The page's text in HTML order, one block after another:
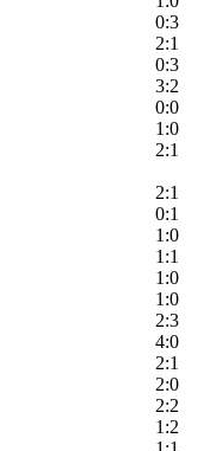
0:3
2:1
0:3
3:2
0:0
1:0
2:1
2:1
0:1
1:0
1:1
1:0
1:0
2:3
4:0
2:1
2:0
2:2
1:2